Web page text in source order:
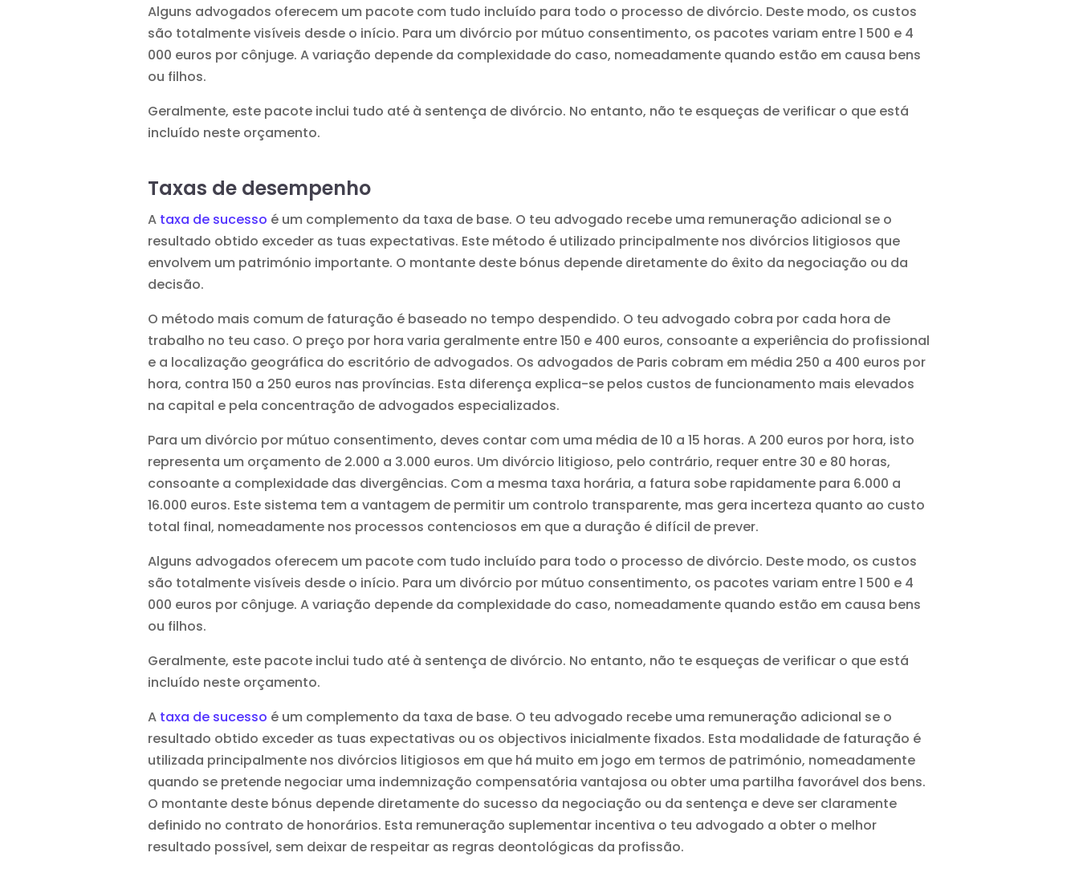
Alguns advogados oferecem um pacote com tudo incluído para todo o processo de divórcio. Deste modo, os custos
são totalmente visíveis desde o início. Para um divórcio por mútuo consentimento, os pacotes variam entre 1 500 e 4
000 euros por cônjuge. A variação depende da complexidade do caso, nomeadamente quando estão em causa bens
ou filhos.
Geralmente, este pacote inclui tudo até à sentença de divórcio. No entanto, não te esqueças de verificar o que está
incluído neste orçamento.
Taxas de desempenho
A taxa de sucesso é um complemento da taxa de base. O teu advogado recebe uma remuneração adicional se o
resultado obtido exceder as tuas expectativas. Este método é utilizado principalmente nos divórcios litigiosos que
envolvem um património importante. O montante deste bónus depende diretamente do êxito da negociação ou da
decisão.
O método mais comum de faturação é baseado no tempo despendido. O teu advogado cobra por cada hora de
trabalho no teu caso. O preço por hora varia geralmente entre 150 e 400 euros, consoante a experiência do profissional
e a localização geográfica do escritório de advogados. Os advogados de Paris cobram em média 250 a 400 euros por
hora, contra 150 a 250 euros nas províncias. Esta diferença explica-se pelos custos de funcionamento mais elevados
na capital e pela concentração de advogados especializados.
Para um divórcio por mútuo consentimento, deves contar com uma média de 10 a 15 horas. A 200 euros por hora, isto
representa um orçamento de 2.000 a 3.000 euros. Um divórcio litigioso, pelo contrário, requer entre 30 e 80 horas,
consoante a complexidade das divergências. Com a mesma taxa horária, a fatura sobe rapidamente para 6.000 a
16.000 euros. Este sistema tem a vantagem de permitir um controlo transparente, mas gera incerteza quanto ao custo
total final, nomeadamente nos processos contenciosos em que a duração é difícil de prever.
Alguns advogados oferecem um pacote com tudo incluído para todo o processo de divórcio. Deste modo, os custos
são totalmente visíveis desde o início. Para um divórcio por mútuo consentimento, os pacotes variam entre 1 500 e 4
000 euros por cônjuge. A variação depende da complexidade do caso, nomeadamente quando estão em causa bens
ou filhos.
Geralmente, este pacote inclui tudo até à sentença de divórcio. No entanto, não te esqueças de verificar o que está
incluído neste orçamento.
A taxa de sucesso é um complemento da taxa de base. O teu advogado recebe uma remuneração adicional se o
resultado obtido exceder as tuas expectativas ou os objectivos inicialmente fixados. Esta modalidade de faturação é
utilizada principalmente nos divórcios litigiosos em que há muito em jogo em termos de património, nomeadamente
quando se pretende negociar uma indemnização compensatória vantajosa ou obter uma partilha favorável dos bens.
O montante deste bónus depende diretamente do sucesso da negociação ou da sentença e deve ser claramente
definido no contrato de honorários. Esta remuneração suplementar incentiva o teu advogado a obter o melhor
resultado possível, sem deixar de respeitar as regras deontológicas da profissão.